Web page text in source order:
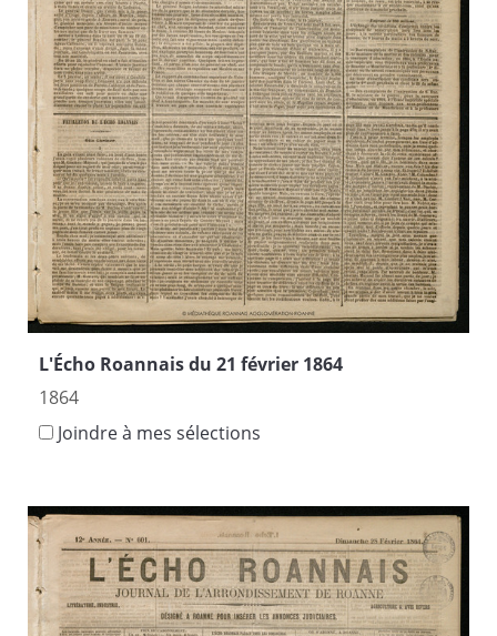
L'Écho Roannais du 21 février 1864
1864
Joindre à mes sélections